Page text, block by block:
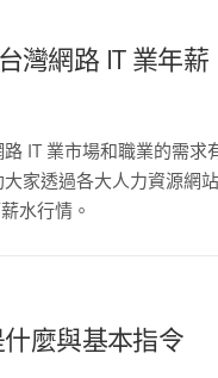
灣網路 IT 業年薪
IT 業市場和職業的需求
家透過各大人力資源網站
水行情。
麼與基本指令